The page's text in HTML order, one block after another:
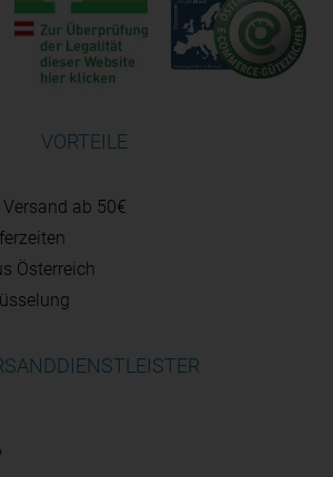
VORTEILE
ab 50€
Österreich